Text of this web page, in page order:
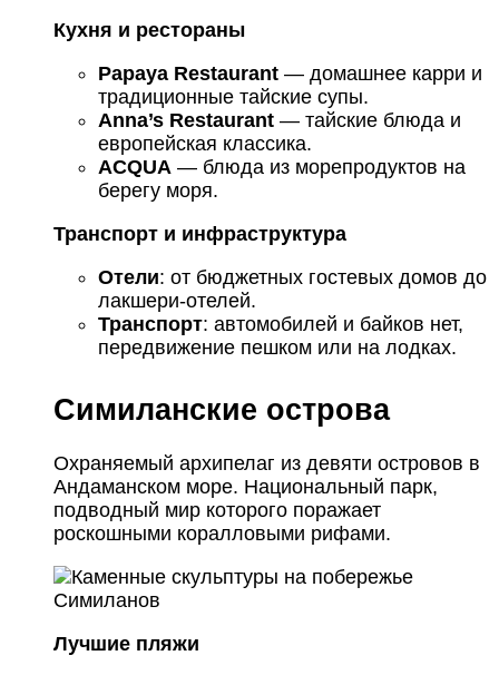
Кухня и рестораны
Papaya Restaurant — домашнее карри и
традиционные тайские супы.
Anna’s Restaurant — тайские блюда и
европейская классика.
ACQUA — блюда из морепродуктов на
берегу моря.
Транспорт и инфраструктура
Отели: от бюджетных гостевых домов до
лакшери-отелей.
Транспорт: автомобилей и байков нет,
передвижение пешком или на лодках.
Симиланские острова
Охраняемый архипелаг из девяти островов в
Андаманском море. Национальный парк,
подводный мир которого поражает
роскошными коралловыми рифами.
Лучшие пляжи